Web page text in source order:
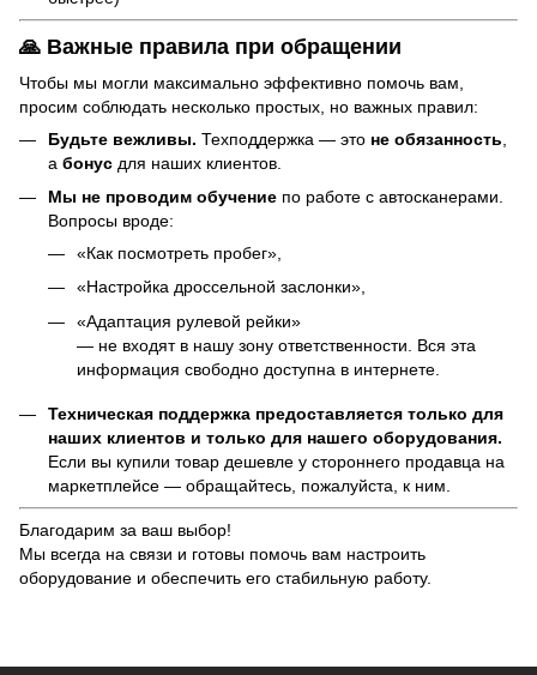
🙏 Важные правила при обращении
Чтобы мы могли максимально эффективно помочь вам,
просим соблюдать несколько простых, но важных правил:
Будьте вежливы. Техподдержка — это не обязанность
а бонус для наших клиентов.
Мы не проводим обучение по работе с автосканерами.
Вопросы вроде:
«Как посмотреть пробег»,
«Настройка дроссельной заслонки»,
«Адаптация рулевой рейки»
— не входят в нашу зону ответственности. Вся эта
информация свободно доступна в интернете.
Техническая поддержка предоставляется только для
наших клиентов и только для нашего оборудования.
Если вы купили товар дешевле у стороннего продавца на
маркетплейсе — обращайтесь, пожалуйста, к ним.
Благодарим за ваш выбор!
Мы всегда на связи и готовы помочь вам настроить
оборудование и обеспечить его стабильную работу.